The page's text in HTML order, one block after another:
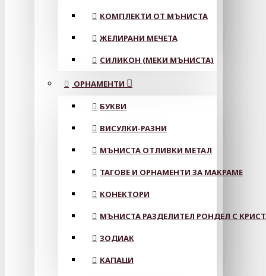
КОМПЛЕКТИ ОТ МЪНИСТА
ЖЕЛИРАНИ МЕЧЕТА
СИЛИКОН (МЕКИ МЪНИСТА)
ОРНАМЕНТИ
БУКВИ
ВИСУЛКИ-РАЗНИ
МЪНИСТА ОТЛИВКИ МЕТАЛ
ТАГОВЕ И ОРНАМЕНТИ ЗА МАКРАМЕ
КОНЕКТОРИ
МЪНИСТА РАЗДЕЛИТЕЛ РОНДЕЛ С
ЗОДИАК
КАПАЦИ